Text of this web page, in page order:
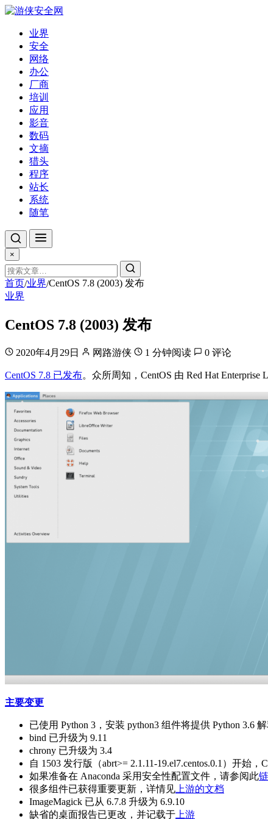
业界
安全
网络
办公
厂商
培训
应用
影音
数码
文摘
猎头
程序
站长
系统
随笔
×
首页/业界/CentOS 7.8 (2003) 发布
业界
CentOS 7.8 (2003) 发布
2020年4月29日 网路游侠 1 分钟阅读 0 评论
CentOS 7.8 已发布。众所周知，CentOS 由 Red Hat
主要变更
已使用 Python 3，安装 python3 组件将提供 Python 3.6
bind 已升级为 9.11
chrony 已升级为 3.4
自 1503 发行版（abrt>= 2.1.11-19.el7.centos.0.1）开始
如果准备在 Anaconda 采用安全性配置文件，请参阅此
很多组件已获得重要更新，详情见 上游的文档
ImageMagick 已从 6.7.8 升级为 6.9.10
缺省的桌面报告已更改，并记载于 上游